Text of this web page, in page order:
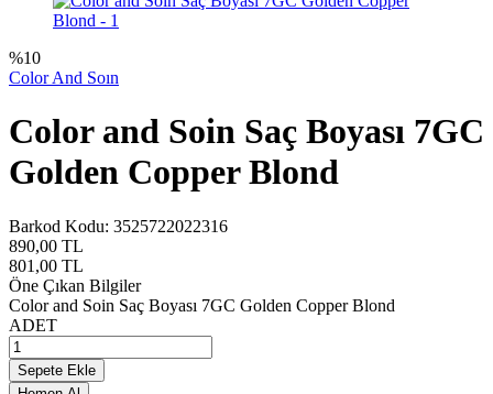
%10
Color And Soın
Color and Soin Saç Boyası 7GC
Golden Copper Blond
Barkod Kodu: 3525722022316
890,00 TL
801,00 TL
Öne Çıkan Bilgiler
Color and Soin Saç Boyası 7GC Golden Copper Blond
ADET
Sepete Ekle